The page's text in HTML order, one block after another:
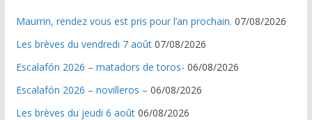
Maurrin, rendez vous est pris pour l’an prochain. 07/08/2026
Les brèves du vendredi 7 août 07/08/2026
Escalafón 2026 – matadors de toros- 06/08/2026
Escalafón 2026 – novilleros – 06/08/2026
Les brèves du jeudi 6 août 06/08/2026